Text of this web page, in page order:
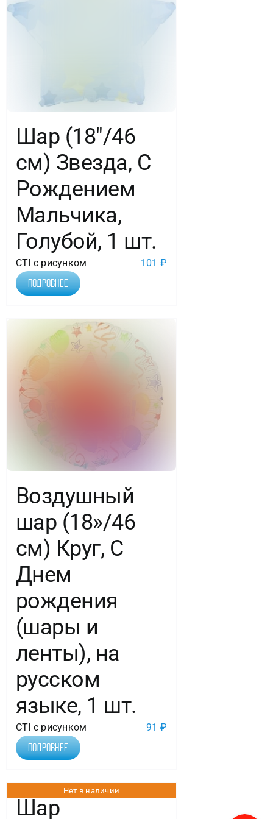
Шар (18″/46
см) Звезда, С
Рождением
Мальчика,
Голубой, 1 шт.
CTI с рисунком 101 ₽
Подробнее
Воздушный
шар (18»/46
см) Круг, С
Днем
рождения
(шары и
ленты), на
русском
языке, 1 шт.
CTI с рисунком 91 ₽
Подробнее
Нет в наличии
Шар